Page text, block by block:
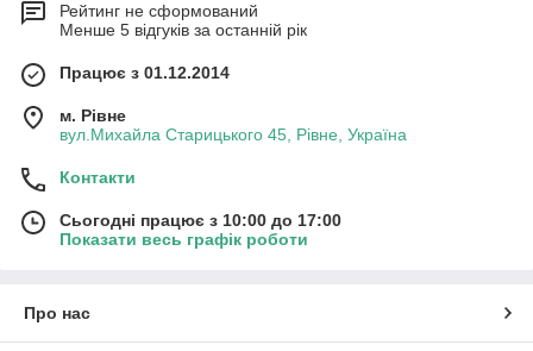
Рейтинг не сформований
Менше 5 відгуків за останній рік
Працює з 01.12.2014
м. Рівне
вул.Михайла Старицького 45, Рівне, Україна
Контакти
Сьогодні працює з 10:00 до 17:00
Показати весь графік роботи
Про нас